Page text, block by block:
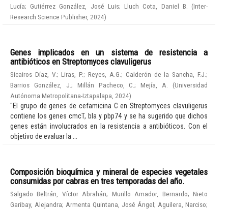
Lucía;Gutiérrez González, José Luis;Lluch Cota, Daniel B. (Inter-
Research Science Publisher, 2024)
Genes implicados en un sistema de resistencia a
antibióticos en Streptomyces clavuligerus
Sicairos Díaz, V.;Liras, P.;Reyes, A.G. ; Calderón de la Sancha, F.J.;
Barrios González, J. ; Millán Pacheco, C.;Mejía, A. (Universidad
Autónoma Metropolitana-Iztapalapa 2024)
"El grupo de genes de cefamicina C en Streptomyces clavuligerus
contiene los genes cmcT, bla y pbp74 y se ha sugerido que dichos
genes están involucrados en la resistencia a antibióticos. Con el
objetivo de evaluar la ...
Composición bioquímica y mineral de especies vegetales
consumidas por cabras en tres temporadas del año.
Salgado Beltrán, Víctor Abrahán; Murillo Amador, Bernardo;Nieto
Garibay, Alejandra; Armenta Quintana, José Ángel; Aguilera, Narciso;